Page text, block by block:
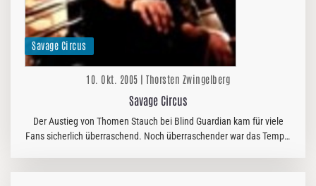
Savage Circus
10. Okt. 2005 | Thorsten Zwingelberg
Savage Circus
Der Austieg von Thomen Stauch bei Blind Guardian kam für viele
Fans sicherlich überraschend. Noch überraschender war das Tempo,